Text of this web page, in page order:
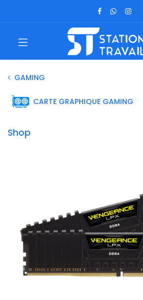
GAMING
CARTE GRAPHIQUE GAMING
Shop